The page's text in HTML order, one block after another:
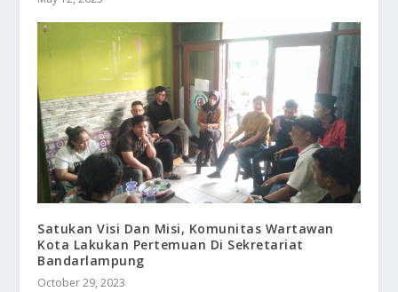
Satukan Visi Dan Misi, Komunitas Wartawan
Kota Lakukan Pertemuan Di Sekretariat
Bandarlampung
October 29, 2023